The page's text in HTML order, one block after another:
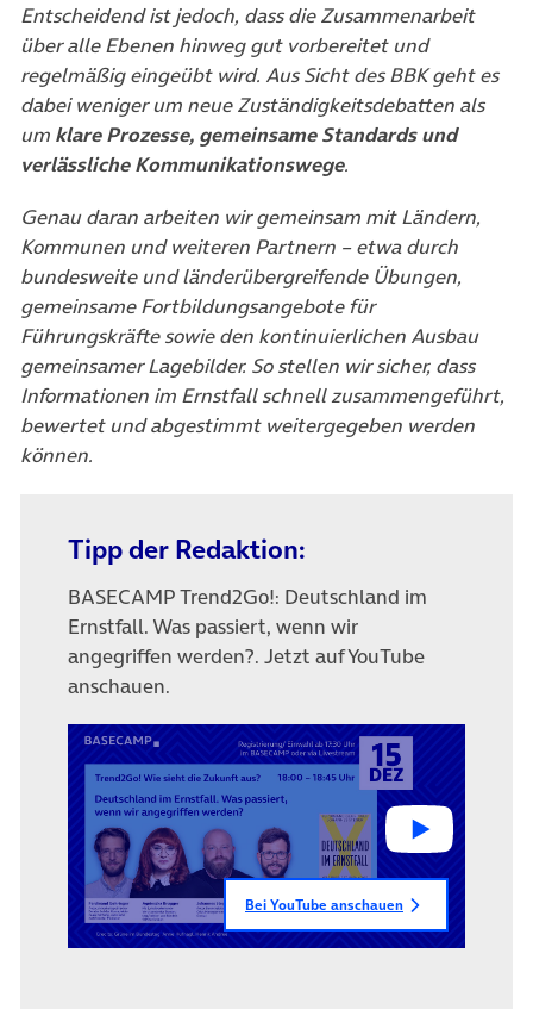
Entscheidend ist jedoch, dass die Zusammenarbeit
über alle Ebenen hinweg gut vorbereitet und
regelmäßig eingeübt wird. Aus Sicht des BBK geht es
dabei weniger um neue Zuständigkeitsdebatten als
um klare Prozesse, gemeinsame Standards und
verlässliche Kommunikationswege.
Genau daran arbeiten wir gemeinsam mit Ländern,
Kommunen und weiteren Partnern – etwa durch
bundesweite und länderübergreifende Übungen,
gemeinsame Fortbildungsangebote für
Führungskräfte sowie den kontinuierlichen Ausbau
gemeinsamer Lagebilder. So stellen wir sicher, dass
Informationen im Ernstfall schnell zusammengeführt,
bewertet und abgestimmt weitergegeben werden
können.
Tipp der Redaktion:
BASECAMP Trend2Go!: Deutschland im
Ernstfall. Was passiert, wenn wir
angegriffen werden?. Jetzt auf YouTube
anschauen.
Bei YouTube anschauen